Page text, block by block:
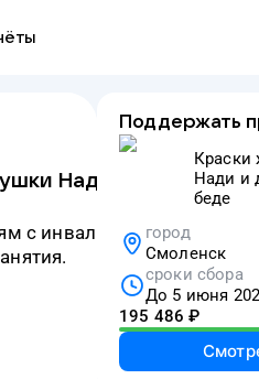
Нади и
с инвалидностью
Поддержать
Краски
Нади и
беде
город
Смоленск
сроки сбора
До 5 июня
195 486 ₽